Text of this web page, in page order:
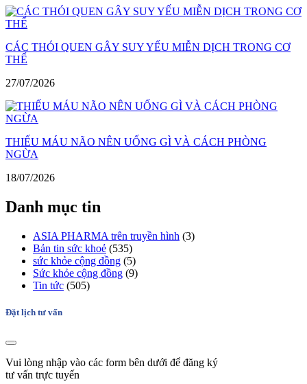
CÁC THÓI QUEN GÂY SUY YẾU MIỄN DỊCH TRONG CƠ
THỂ
27/07/2026
THIẾU MÁU NÃO NÊN UỐNG GÌ VÀ CÁCH PHÒNG
NGỪA
18/07/2026
Danh mục tin
ASIA PHARMA trên truyền hình (3)
Bản tin sức khoẻ (535)
sức khỏe cộng đồng (5)
Sức khỏe cộng đồng (9)
Tin tức (505)
Đặt lịch tư vấn
Vui lòng nhập vào các form bên dưới để đăng ký
tư vấn trực tuyến